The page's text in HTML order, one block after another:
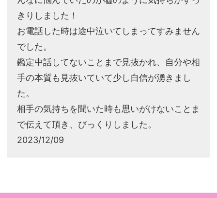
きりしました！
お電話した時は途中泣いてしまってすみません
でした。
鑑定中話してないことまで見抜かれ、自分や相
手の本質も見抜いていて少し自信が湧きまし
た。
相手の気持ちを聞いた時も思いがけないことま
で伝えて頂き、びっくりしました。
2023/12/09